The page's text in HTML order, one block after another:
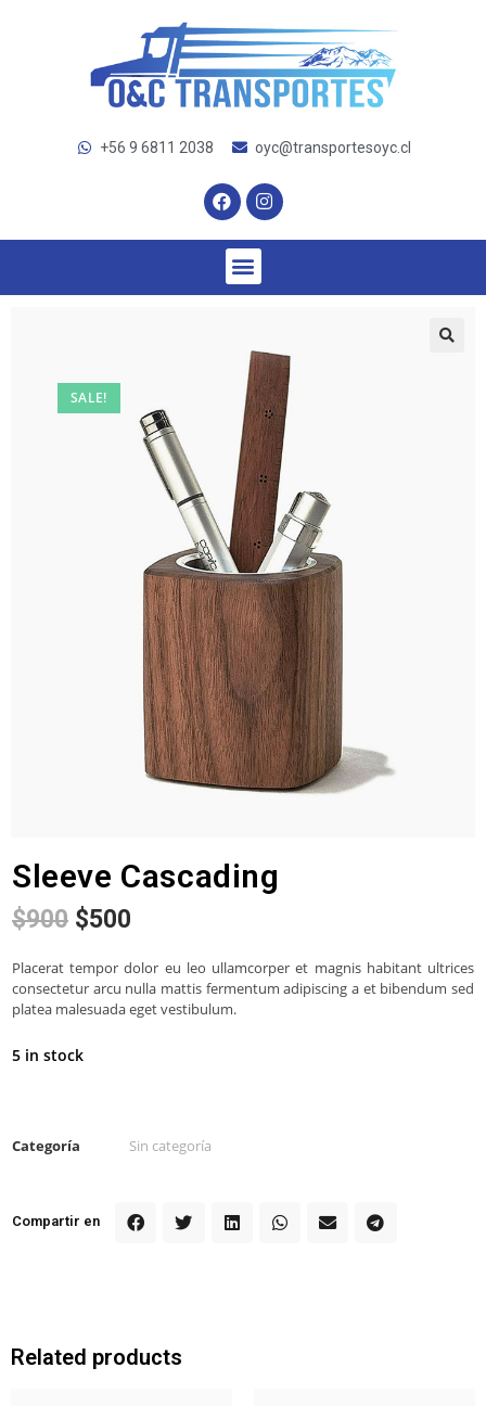
+56 9 6811 2038 oyc@transportesoyc.cl
SALE!
Sleeve Cascading
$900 $500
Placerat tempor dolor eu leo ullamcorper et magnis habitant ultrices
consectetur arcu nulla mattis fermentum adipiscing a et bibendum sed
platea malesuada eget vestibulum.
5 in stock
Categoría Sin categoría
Compartir en
Related products